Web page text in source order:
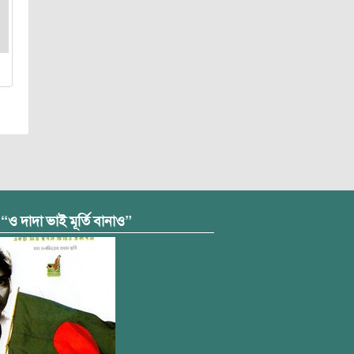
দাদা ভাই মূর্তি বানাও”